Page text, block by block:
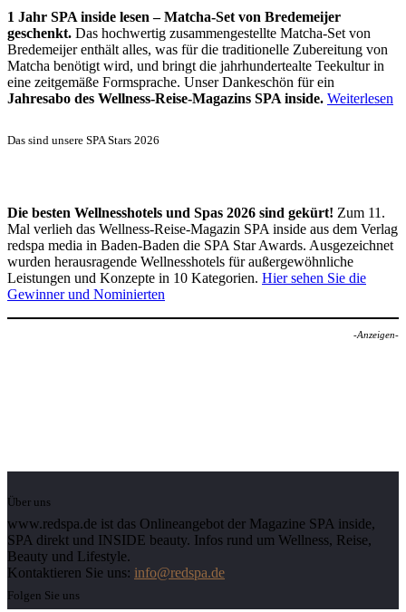
1 Jahr SPA inside lesen – Matcha-Set von Bredemeijer
geschenkt. Das hochwertig zusammengestellte Matcha-Set von
Bredemeijer enthält alles, was für die traditionelle Zubereitung von
Matcha benötigt wird, und bringt die jahrhundertealte Teekultur in
eine zeitgemäße Formsprache. Unser Dankeschön für ein
Jahresabo des Wellness-Reise-Magazins SPA inside. Weiterlesen
Das sind unsere SPA Stars 2026
Die besten Wellnesshotels und Spas 2026 sind gekürt! Zum 11.
Mal verlieh das Wellness-Reise-Magazin SPA inside aus dem Verlag
redspa media in Baden-Baden die SPA Star Awards. Ausgezeichnet
wurden herausragende Wellnesshotels für außergewöhnliche
Leistungen und Konzepte in 10 Kategorien. Hier sehen Sie die
Gewinner und Nominierten
-Anzeigen-
Über uns
www.redspa.de ist das Onlineangebot der Magazine SPA inside,
SPA direkt und INSIDE beauty. Infos rund um Wellness, Reise,
Beauty und Lifestyle.
Kontaktieren Sie uns: info@redspa.de
Folgen Sie uns